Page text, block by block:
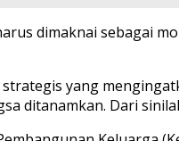
dimaknai sebagai
yang
ditanamkan. Dari